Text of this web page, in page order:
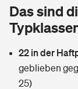
Tools
Wer versichert
Kinderinvalidität
Dread-Disease-
Zur Übersicht
Das sind
22 in der
geblieben
25)